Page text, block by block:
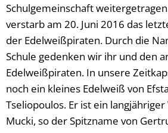
Schulgemeinschaft
verstarb am 20. Juni 2016 das
der Edelweißpiraten. Durch die
Schule gedenken wir ihr und den
Edelweißpiraten. In unsere
noch ein kleines Edelweiß von
Tseliopoulos. Er ist ein
Mucki, so der Spitzname von